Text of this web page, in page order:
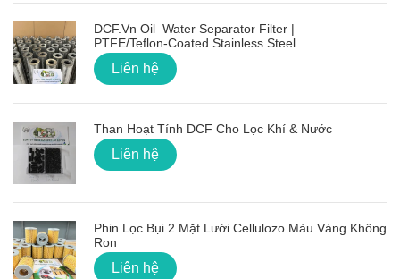
DCF.vn Oil–Water Separator Filter |
PTFE/Teflon‑Coated Stainless Steel
Liên hệ
Than Hoạt Tính DCF Cho Lọc Khí & Nước
Liên hệ
Phin Lọc Bụi 2 Mặt Lưới Cellulozo Màu Vàng Không
Ron
Liên hệ